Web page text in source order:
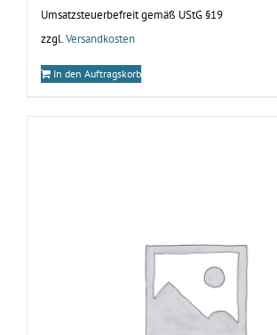
Umsatzsteuerbefreit gemäß UStG §19
zzgl.Versandkosten
In den Auftragskorb